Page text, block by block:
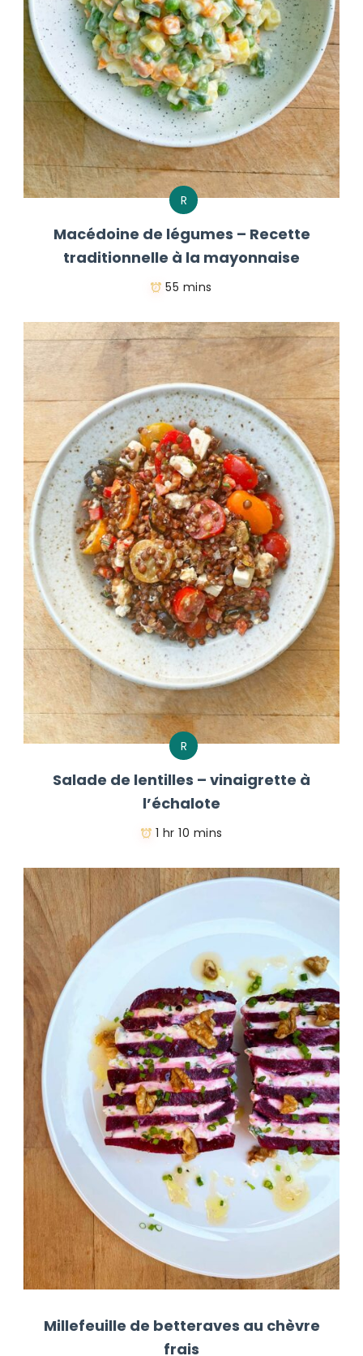
R
Macédoine de légumes – Recette
traditionnelle à la mayonnaise
55 mins
R
Salade de lentilles – vinaigrette à
l’échalote
1 hr 10 mins
Millefeuille de betteraves au chèvre
frais